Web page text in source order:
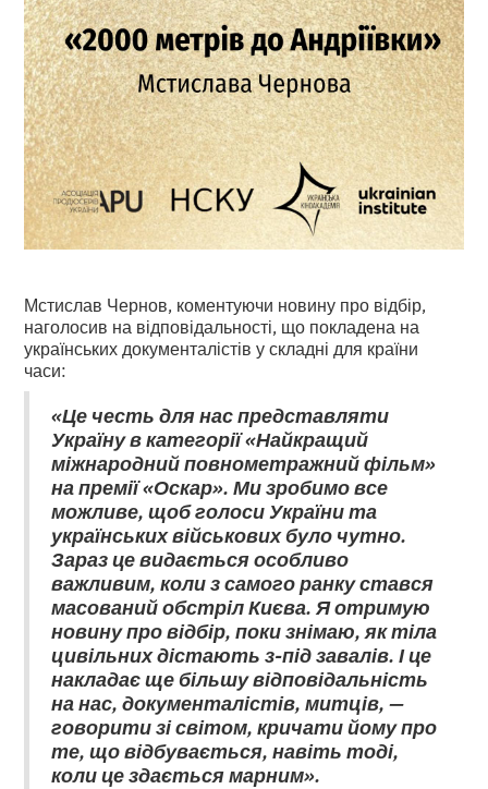
Мстислав Чернов, коментуючи новину про відбір,
наголосив на відповідальності, що покладена на
українських документалістів у складні для країни
часи:
«Це честь для нас представляти
Україну в категорії «Найкращий
міжнародний повнометражний фільм»
на премії «Оскар». Ми зробимо все
можливе, щоб голоси України та
українських військових було чутно.
Зараз це видається особливо
важливим, коли з самого ранку стався
масований обстріл Києва. Я отримую
новину про відбір, поки знімаю, як тіла
цивільних дістають з-під завалів. І це
накладає ще більшу відповідальність
на нас, документалістів, митців, —
говорити зі світом, кричати йому про
те, що відбувається, навіть тоді,
коли це здається марним».